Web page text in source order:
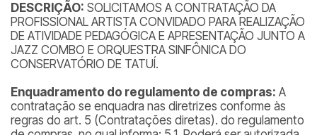
DESCRIÇÃO: SOLICITAMOS A CONTRATAÇÃO DA
PROFISSIONAL ARTISTA CONVIDADO PARA REALIZAÇÃO
DE ATIVIDADE PEDAGÓGICA E APRESENTAÇÃO JUNTO A
JAZZ COMBO E ORQUESTRA SINFÔNICA DO
CONSERVATÓRIO DE TATUÍ.
Enquadramento do regulamento de compras: A
contratação se enquadra nas diretrizes conforme às
regras do art. 5 (Contratações diretas). do regulamento